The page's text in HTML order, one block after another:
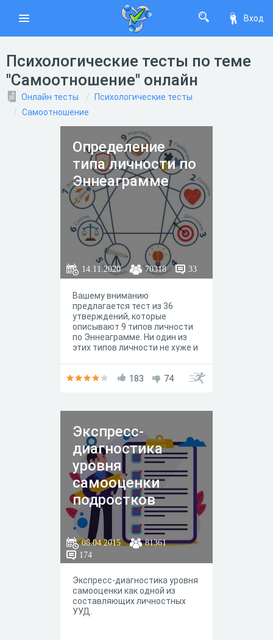
Вход
Психологические тесты по теме
"Самоотношение" онлайн
Онлайн тесты
Психологические тесты
Самоотношение
Определение
типа личности по
Эннеаграмме
14.11.2020 70318 33
Вашему вниманию
предлагается тест из 36
утверждений, которые
описывают 9 типов личности
по Эннеаграмме. Ни один из
этих типов личности не хуже и
полного описания личности
есть краткая характеристика
183 74
Экспресс-
диагностика
уровня
самооценки
подростков
08.04.2015
81361
174
Экспресс-диагностика уровня
самооценки как одной из
составляющих личностных
УУД.